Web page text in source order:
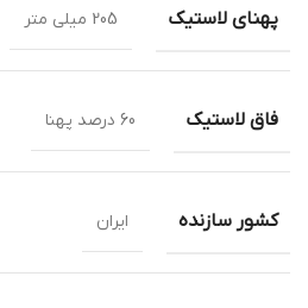
پهنای لاستیک 205 میلی متر
فاق لاستیک 60 درصد پهنا
کشور سازنده ایران